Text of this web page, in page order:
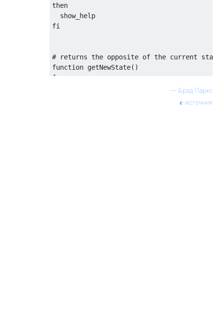
then
  show_help
fi
# returns the opposite of the current
function getNewState()
{
defaults read com.apple.dock expose-
— Брэд Паркс
источник